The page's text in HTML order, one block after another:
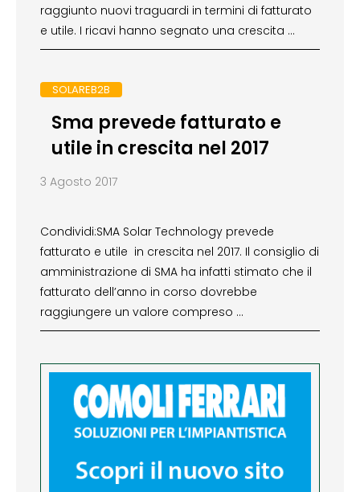
raggiunto nuovi traguardi in termini di fatturato
e utile. I ricavi hanno segnato una crescita …
SOLAREB2B
Sma prevede fatturato e
utile in crescita nel 2017
3 Agosto 2017
Condividi:SMA Solar Technology prevede
fatturato e utile in crescita nel 2017. Il consiglio di
amministrazione di SMA ha infatti stimato che il
fatturato dell’anno in corso dovrebbe
raggiungere un valore compreso …